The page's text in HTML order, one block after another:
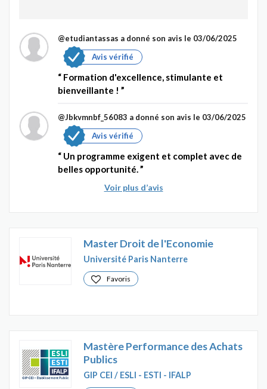
@etudiantassas a donné son avis le 03/06/2025
Avis vérifié
Formation d'excellence, stimulante et
bienveillante !
@Jbkvmnbf_56083 a donné son avis le 03/06/2025
Avis vérifié
Un programme exigent et complet avec de
belles opportunité.
Voir plus d’avis
Master Droit de l'Economie
Université Paris Nanterre
Favoris
Mastère Performance des Achats
Publics
GIP CEI / ESLI - ESTI - IFALP